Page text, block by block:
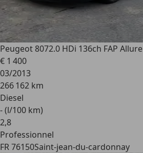
Peugeot 8072.0 HDi 136ch FAP Allure
€ 1 400
03/2013
266 162 km
Diesel
- (l/100 km)
2,8
Professionnel
FR 76150Saint-jean-du-cardonnay